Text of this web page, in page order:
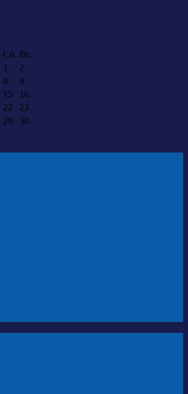
Сб. Вс.
1
2
8
9
15
16
22
23
29
30